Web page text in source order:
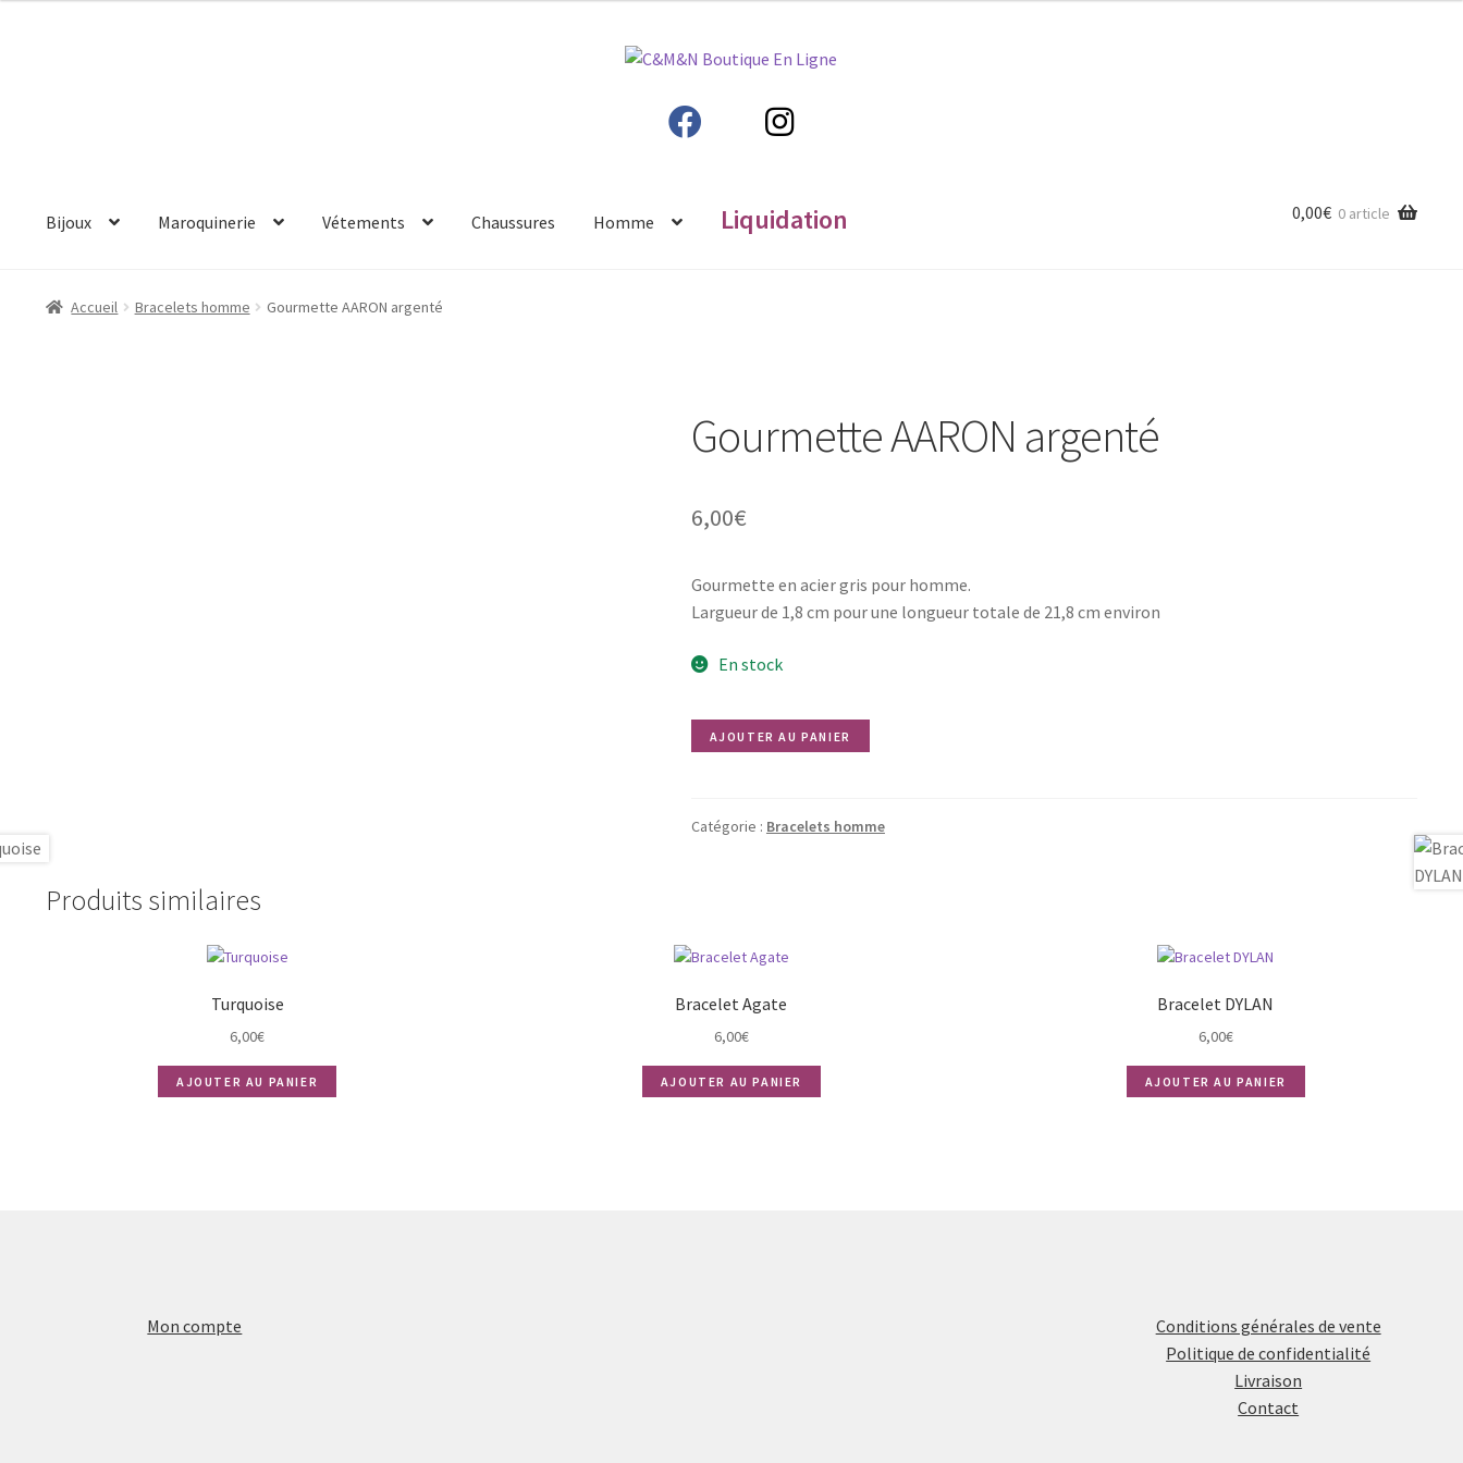
Bijoux Maroquinerie Vétements Chaussures Homme Liquidation 0,00€ 0 article
Accueil Bracelets homme Gourmette AARON argenté
Gourmette AARON argenté
6,00€
Gourmette en acier gris pour homme.
Largueur de 1,8 cm pour une longueur totale de 21,8 cm environ
En stock
quantité
de
argenté
AJOUTER AU PANIER
Catégorie : Bracelets homme
Produits similaires
Turquoise
6,00€
AJOUTER AU PANIER
Bracelet Agate
6,00€
AJOUTER AU PANIER
Bracelet DYLAN
6,00€
AJOUTER AU PANIER
Mon compte
Conditions générales de vente
Politique de confidentialité
Livraison
Contact